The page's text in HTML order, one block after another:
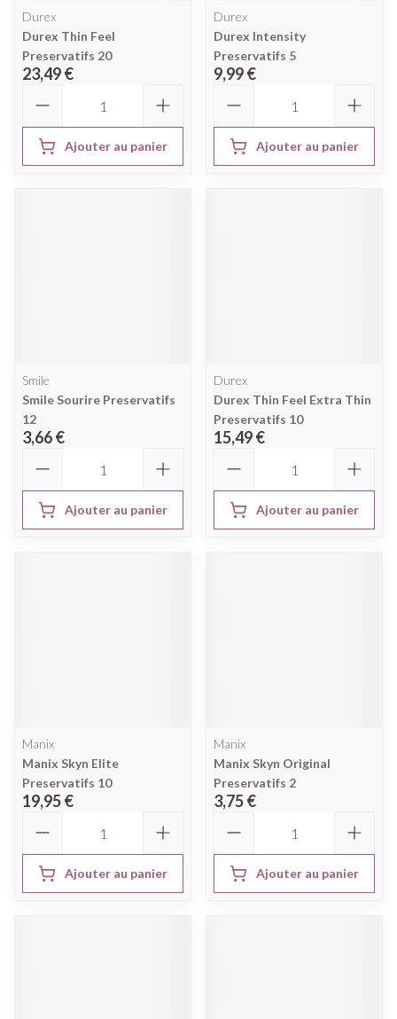
Durex
Durex Thin Feel
Preservatifs 20
23,49 €
Ajouter au panier
Durex
Durex Intensity
Preservatifs 5
9,99 €
Ajouter au panier
Smile
Smile Sourire Preservatifs
12
3,66 €
Ajouter au panier
Durex
Durex Thin Feel Extra Thin
Preservatifs 10
15,49 €
Ajouter au panier
Manix
Manix Skyn Elite
Preservatifs 10
19,95 €
Ajouter au panier
Manix
Manix Skyn Original
Preservatifs 2
3,75 €
Ajouter au panier